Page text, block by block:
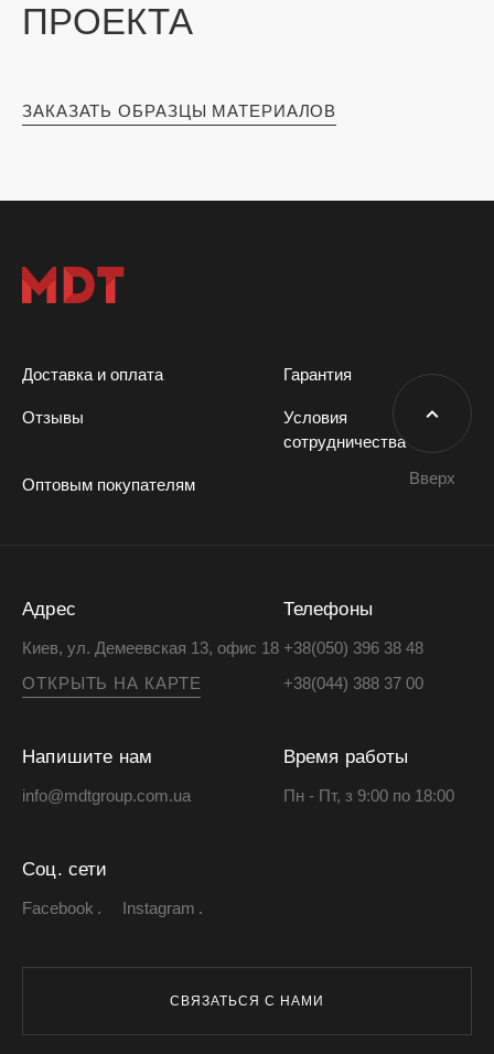
ПРОЕКТА
ЗАКАЗАТЬ ОБРАЗЦЫ МАТЕРИАЛОВ
Доставка и оплата Гарантия
Отзывы
Условия
сотрудничества
Оптовым покупателям
Адрес
Киев, ул. Демеевская 13, офис 18
ОТКРЫТЬ НА КАРТЕ
Телефоны
+38(050) 396 38 48
+38(044) 388 37 00
Напишите нам
info@mdtgroup.com.ua
Время работы
Пн - Пт, з 9:00 по 18:00
Соц. сети
Facebook Instagram
СВЯЗАТЬСЯ С НАМИ
Вверх